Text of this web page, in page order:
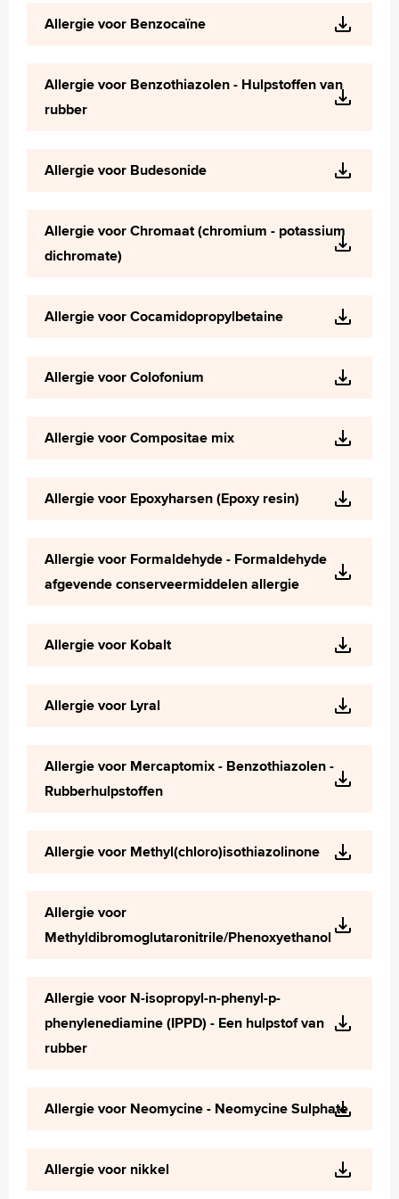
Language
Français
Türkçe
Arabisch
Allergie voor Benzocaïne
Allergie voor Benzothiazolen - Hulpstoffen van
rubber
Allergie voor Budesonide
Allergie voor Chromaat (chromium - potassium
dichromate)
Allergie voor Cocamidopropylbetaine
Allergie voor Colofonium
Allergie voor Compositae mix
Allergie voor Epoxyharsen (Epoxy resin)
Allergie voor Formaldehyde - Formaldehyde
afgevende conserveermiddelen allergie
Allergie voor Kobalt
Allergie voor Lyral
Allergie voor Mercaptomix - Benzothiazolen -
Rubberhulpstoffen
Allergie voor Methyl(chloro)isothiazolinone
Allergie voor
Methyldibromoglutaronitrile/Phenoxyethanol
Allergie voor N-isopropyl-n-phenyl-p-
phenylenediamine (IPPD) - Een hulpstof van
rubber
Allergie voor Neomycine - Neomycine Sulphate
Allergie voor nikkel